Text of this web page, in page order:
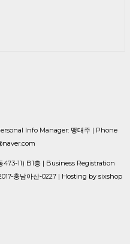
Info Manager: 맹대주 | Phone
473-11) B1층 | Business Registration
충남아산-0227 | Hosting by sixshop